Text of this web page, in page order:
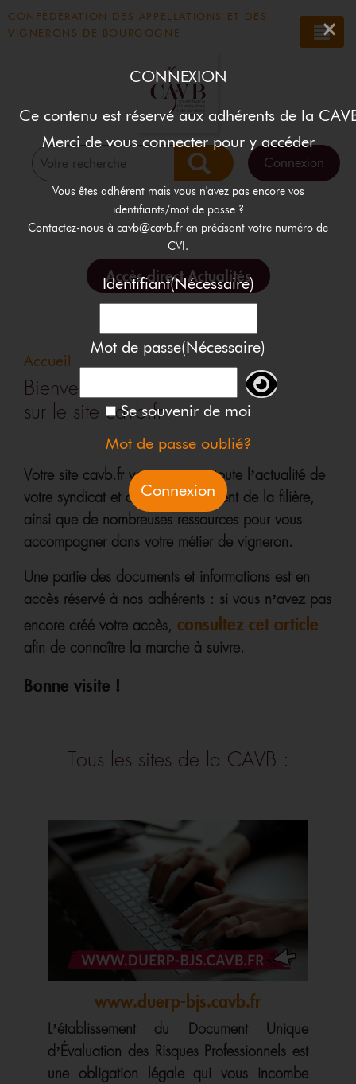
Panneau de gestion des cookies
CONFÉDÉRATION DES APPELLATIONS ET DES
VIGNERONS DE BOURGOGNE
RechercherConnexion
×
CONNEXION
Ce contenu est réservé aux adhérents de la
Merci de vous connecter pour y accéder
Vous êtes adhérent mais vous n'avez pas encore vos
identifiants/mot de passe ?
Contactez-nous à cavb@cavb.fr en précisant votre numéro de
CVI.
Identifiant(Nécessaire)
Mot de passe(Nécessaire)
Se souvenir de moi
Mot de passe oublié?
Accès direct Actualités
Accueil
Bienvenue
sur le site cavb.fr
Votre site cavb.fr vous propose toute l’actualité de
votre syndicat et de l’environnement de la filière,
ainsi que de nombreuses ressources pour vous
accompagner dans votre métier de vigneron.
Une partie des documents et informations est en
accès réservé à nos adhérents : si vous n’avez pas
encore créé votre accès, consultez cet article
afin de connaître la marche à suivre.
Bonne visite !
Tous les sites de la CAVB :
www.duerp-bjs.cavb.fr
L’établissement du Document Unique
d’Évaluation des Risques Professionnels est
une obligation légale qui vous incombe